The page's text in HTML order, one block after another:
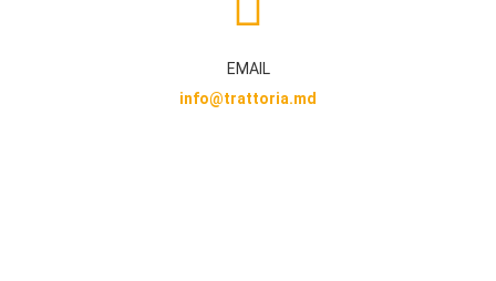
EMAIL
info@trattoria.md